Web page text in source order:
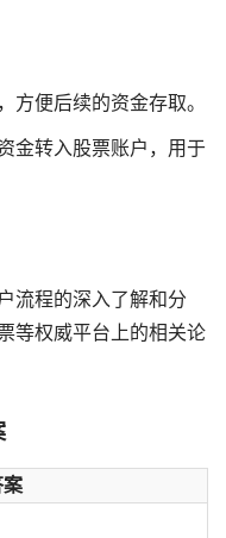
方便后续的资金存取。
金转入股票账户，用于
流程的深入了解和分
等权威平台上的相关论